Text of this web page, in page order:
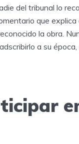
del tribunal lo
que
la obra.
a su